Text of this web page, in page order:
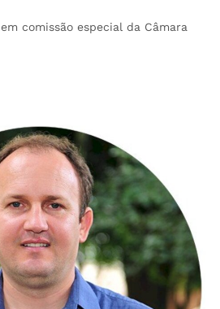
comissão especial da Câmara